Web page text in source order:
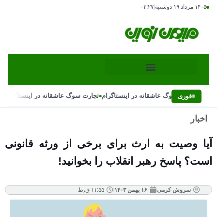
۱۴۰۵ مرداد ۱۹ دوشنبه ۰۲:۲۷
فوری
تجارت سوگ عاشقانه در اینستاگرام•تجارت سوگ عاشقانه در اینستاگرام
اخبار
آیا وصیت به ارث برای برخی از ورثه قانونی
است؟ پاسخ رهبر انقلاب را بخوانید!
سروش کرمی ۱۶ بهمن ۱۴۰۳ ۱۱:۵۵ ق٫ظ